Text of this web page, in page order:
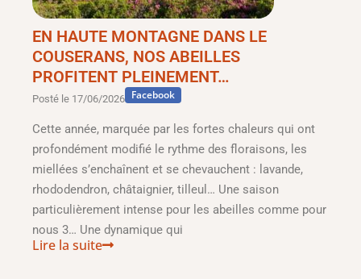
EN HAUTE MONTAGNE DANS LE
COUSERANS, NOS ABEILLES
PROFITENT PLEINEMENT…
Posté le 17/06/2026 Facebook
Cette année, marquée par les fortes chaleurs qui ont
profondément modifié le rythme des floraisons, les
miellées s’enchaînent et se chevauchent : lavande,
rhododendron, châtaignier, tilleul… Une saison
particulièrement intense pour les abeilles comme pour
nous 3… Une dynamique qui
Lire la suite